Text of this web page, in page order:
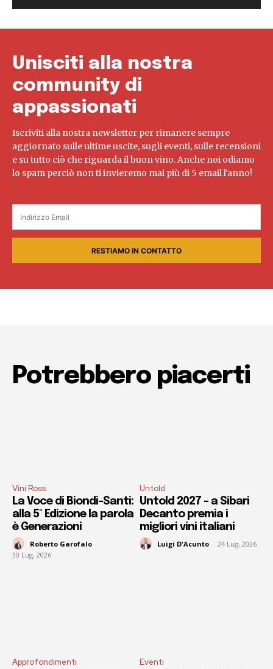
Unisciti alla nostra
community di
appassionati
Iscriviti alla nostra newsletter per rimanere sempre
aggiornato sulle ultime uscite, sugli eventi, sulle recensioni
e su tutto ciò che riguarda il buon vino. Anche noi odiamo
lo spam perciò non ti invieremo mai più di 5 email l'anno!
RESTIAMO IN CONTATTO
Potrebbero piacerti
Vini Rossi
La Voce di Biondi-Santi:
alla 5° Edizione la parola
è Generazioni
Roberto Garofalo -
30 Lug, 2026
Untold
Untold 2027 – a Sibari
Decanto premia i
migliori vini italiani
Luigi D'Acunto - 24 Lug, 2026
Approfondimenti Eventi